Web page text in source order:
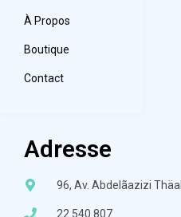
À Propos
Boutique
Contact
Adresse
96, Av. Abdelãazizi
22 540 807